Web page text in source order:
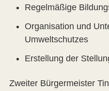
Regelmäßige
Organisation und
Umweltschutzes
Erstellung der
Zweiter Bürgermeister